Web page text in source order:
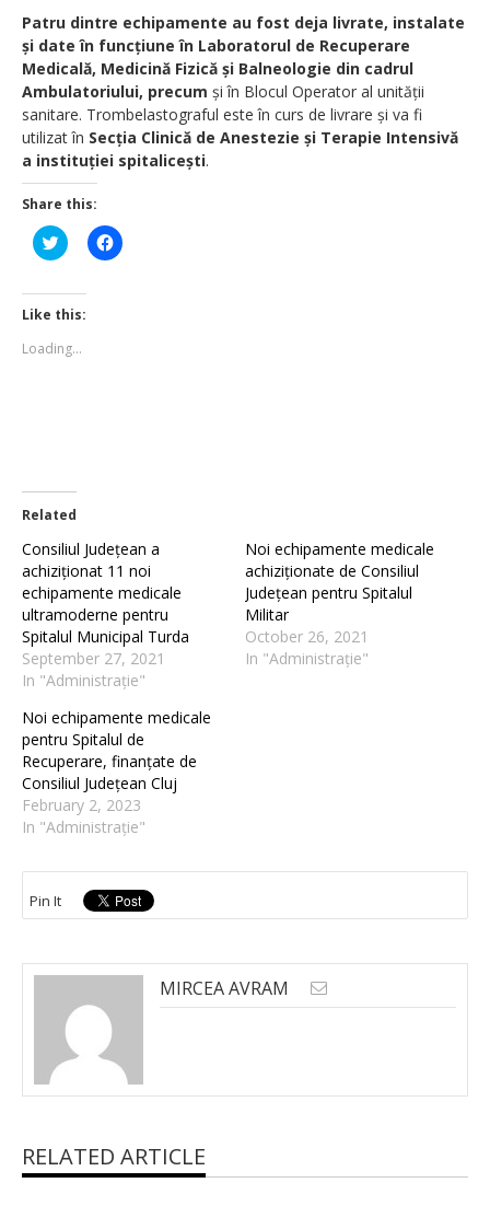
Patru dintre echipamente au fost deja livrate, instalate
și date în funcțiune în Laboratorul de Recuperare
Medicală, Medicină Fizică și Balneologie din cadrul
Ambulatoriului, precum și în Blocul Operator al unității
sanitare. Trombelastograful este în curs de livrare și va fi
utilizat în Secția Clinică de Anestezie și Terapie Intensivă
a instituției spitalicești.
Share this:
Click
to
Twitter
(Opens
in
window)
Click
to
Like this:
Loading...
Related
Consiliul Județean a
achiziționat 11 noi
echipamente medicale
ultramoderne pentru
Spitalul Municipal Turda
September 27, 2021
In "Administrație"
Noi echipamente medicale
achiziționate de Consiliul
Județean pentru Spitalul
Militar
October 26, 2021
In "Administrație"
Noi echipamente medicale
pentru Spitalul de
Recuperare, finanțate de
Consiliul Județean Cluj
February 2, 2023
In "Administrație"
Pin It
MIRCEA AVRAM
RELATED ARTICLE